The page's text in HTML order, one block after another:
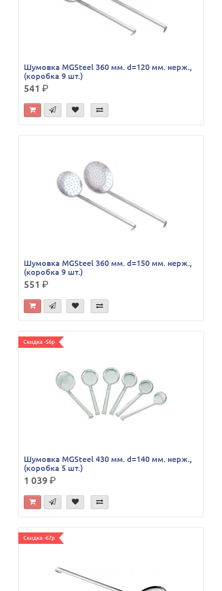
Шумовка MGSteel 360 мм. d=120 мм. нерж.,
(коробка 9 шт.)
541р.
Шумовка MGSteel 360 мм. d=150 мм. нерж.,
(коробка 9 шт.)
551р.
Скидка -56р
Шумовка MGSteel 430 мм. d=140 мм. нерж.,
(коробка 5 шт.)
1 039р.
Скидка -67р